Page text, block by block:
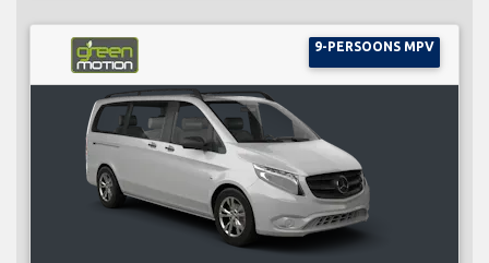
9-PERSOONS MPV